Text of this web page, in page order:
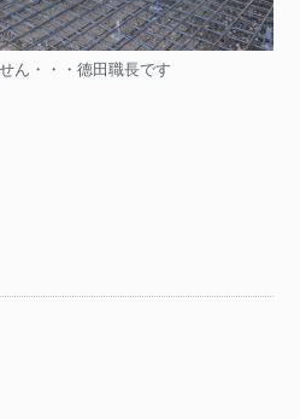
ん・・・德田職長です